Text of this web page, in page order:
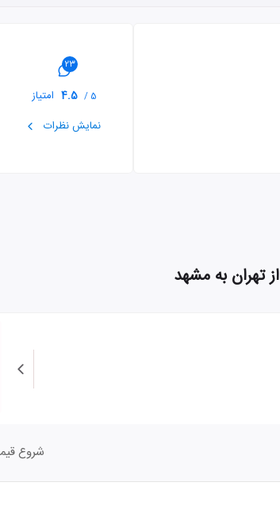
23
5 /
4.5 امتیاز
نمایش نظرات
تهران به مشهد
شروع